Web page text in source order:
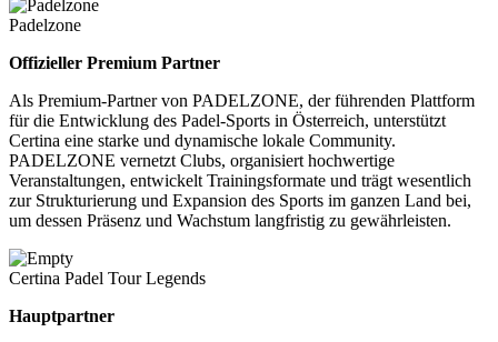
Padelzone
Offizieller Premium Partner
Als Premium-Partner von PADELZONE, der führenden Plattform
für die Entwicklung des Padel-Sports in Österreich, unterstützt
Certina eine starke und dynamische lokale Community.
PADELZONE vernetzt Clubs, organisiert hochwertige
Veranstaltungen, entwickelt Trainingsformate und trägt wesentlich
zur Strukturierung und Expansion des Sports im ganzen Land bei,
um dessen Präsenz und Wachstum langfristig zu gewährleisten.
Certina Padel Tour Legends
Hauptpartner